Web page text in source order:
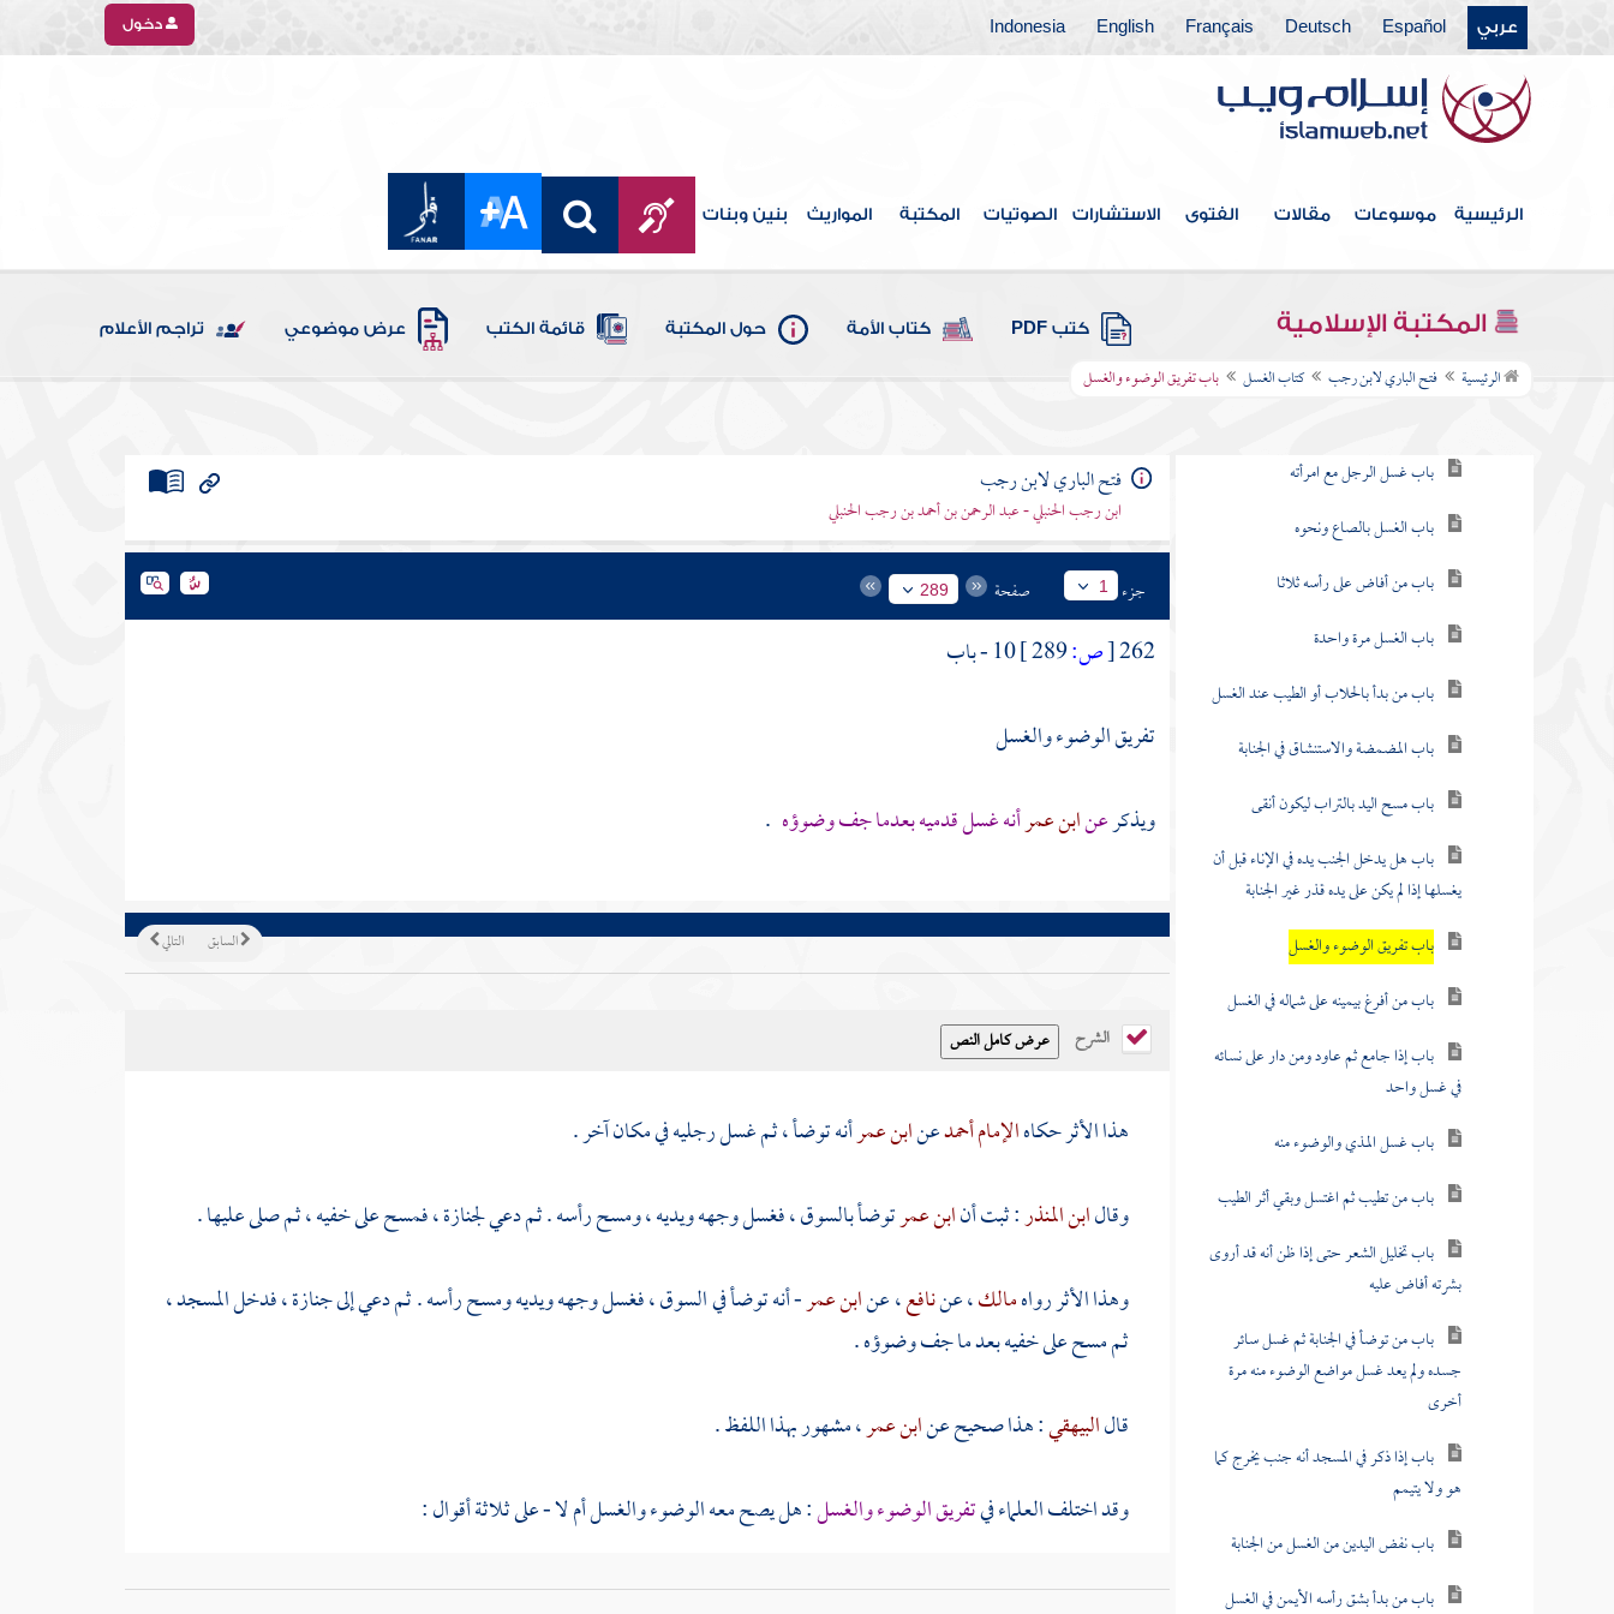
عربي Español
Deutsch
Français
English
Indonesia دخول
الرئيسية موسوعات مقالات الفتوى الاستشارات الصوتيات المكتبة المواريث بنين وبنات
المكتبة الإسلامية كتب PDF كتاب الأمة حول المكتبة قائمة الكتب عرض موضوعي تراجم الأعلام
الرئيسية فتح الباري لابن رجب كتاب الغسل باب تفريق الوضوء والغسل
فهرس الكتاب
كتاب الإيمان
كتاب الغسل
باب غسل الرجل مع امرأته
باب الغسل بالصاع ونحوه
باب من أفاض على رأسه ثلاثا
باب الغسل مرة واحدة
باب من بدأ بالحلاب أو الطيب عند الغسل
باب المضمضة والاستنشاق في الجنابة
باب مسح اليد بالتراب ليكون أنقى
باب هل يدخل الجنب يده في الإناء قبل أن
يغسلها إذا لم يكن على يده قذر غير الجنابة
باب تفريق الوضوء والغسل
باب من أفرغ بيمينه على شماله في الغسل
باب إذا جامع ثم عاود ومن دار على نسائه
في غسل واحد
باب غسل المذي والوضوء منه
باب من تطيب ثم اغتسل وبقي أثر الطيب
باب تخليل الشعر حتى إذا ظن أنه قد أروى
بشرته أفاض عليه
باب من توضأ في الجنابة ثم غسل سائر
جسده ولم يعد غسل مواضع الوضوء منه مرة
أخرى
باب إذا ذكر في المسجد أنه جنب يخرج كما
هو ولا يتيمم
باب نفض اليدين من الغسل من الجنابة
باب من بدأ بشق رأسه الأيمن في الغسل
فتح الباري لابن رجب
ابن رجب الحنبلي - عبد الرحمن بن أحمد بن رجب الحنبلي
جزء 1 صفحة 289
262
[ص:
10 - باب
تفريق الوضوء والغسل
ويذكرعنابن عمرأنه غسل قدميه بعدما جف وضوؤه .
التالي السابق
الشرح
هذا الأثر حكاهالإمام أحمدعنابن عمرأنه توضأ ، ثم غسل رجليه في مكان آخر .
وقالابن المنذر: ثبت أنابن عمرتوضأ بالسوق ، فغسل وجهه ويديه ، ومسح رأسه . ثم دعي لجنازة ، فمسح على خفيه ، ثم صلى عليها .
وهذا الأثر رواهمالك، عننافع، عنابن عمر- أنه توضأ في السوق ، فغسل وجهه ويديه ومسح رأسه . ثم دعي إلى جنازة ، فدخل المسجد ،
ثم مسح على خفيه بعد ما جف وضوؤه .
قالالبيهقي: هذا صحيح عنابن عمر، مشهور بهذا اللفظ .
وقد اختلف العلماء فيتفريق الوضوء والغسل: هل يصح معه الوضوء والغسل أم لا - على ثلاثة أقوال :
أحدها : أنه جائز ، وهو ظاهر تبويبالبخاريهاهنا . وهو مذهبأبي حنيفةوالثوريوالشافعيوإسحاقفي رواية ، ورواية عنأحمدأيضا .